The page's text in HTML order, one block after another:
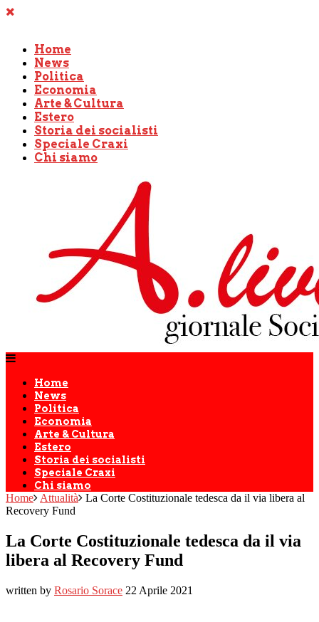
Home
News
Politica
Economia
Arte & Cultura
Estero
Storia dei socialisti
Speciale Craxi
Chi siamo
Home
News
Politica
Economia
Arte & Cultura
Estero
Storia dei socialisti
Speciale Craxi
Chi siamo
Home Attualità
La Corte Costituzionale tedesca da il via libera al
Recovery Fund
La Corte Costituzionale tedesca da il via
libera al Recovery Fund
written by Rosario Sorace 22 Aprile 2021